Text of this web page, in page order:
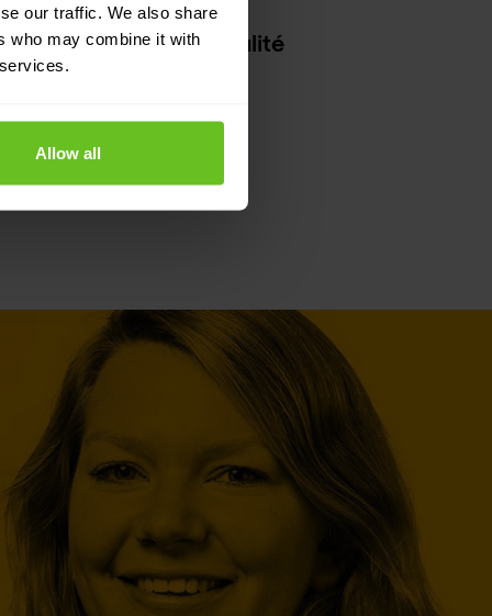
our traffic. We also share
who may combine it with
Allow all
et la confidentialité